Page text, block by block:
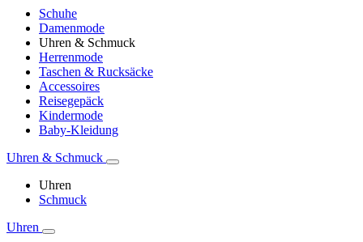
Schuhe
Damenmode
Uhren & Schmuck
Herrenmode
Taschen & Rucksäcke
Accessoires
Reisegepäck
Kindermode
Baby-Kleidung
Uhren & Schmuck
Uhren
Schmuck
Uhren